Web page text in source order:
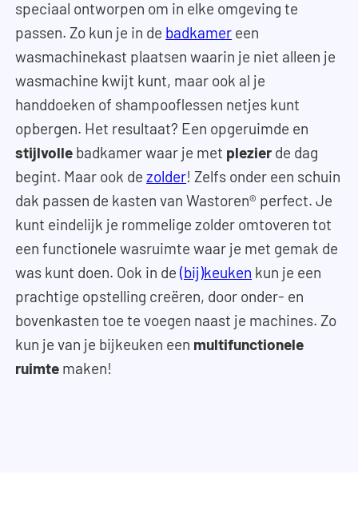
speciaal ontworpen om in elke omgeving te
passen. Zo kun je in de badkamer een
wasmachinekast plaatsen waarin je niet alleen je
wasmachine kwijt kunt, maar ook al je
handdoeken of shampooflessen netjes kunt
opbergen. Het resultaat? Een opgeruimde en
stijlvolle badkamer waar je met plezier de dag
begint. Maar ook dezolder! Zelfs onder een schuin
dak passen de kasten van Wastoren® perfect. Je
kunt eindelijk je rommelige zolder omtoveren tot
een functionele wasruimte waar je met gemak de
was kunt doen. Ook in de(bij)keuken kun je een
prachtige opstelling creëren, door onder- en
bovenkasten toe te voegen naast je machines. Zo
kun je van je bijkeuken een multifunctionele
ruimte maken!